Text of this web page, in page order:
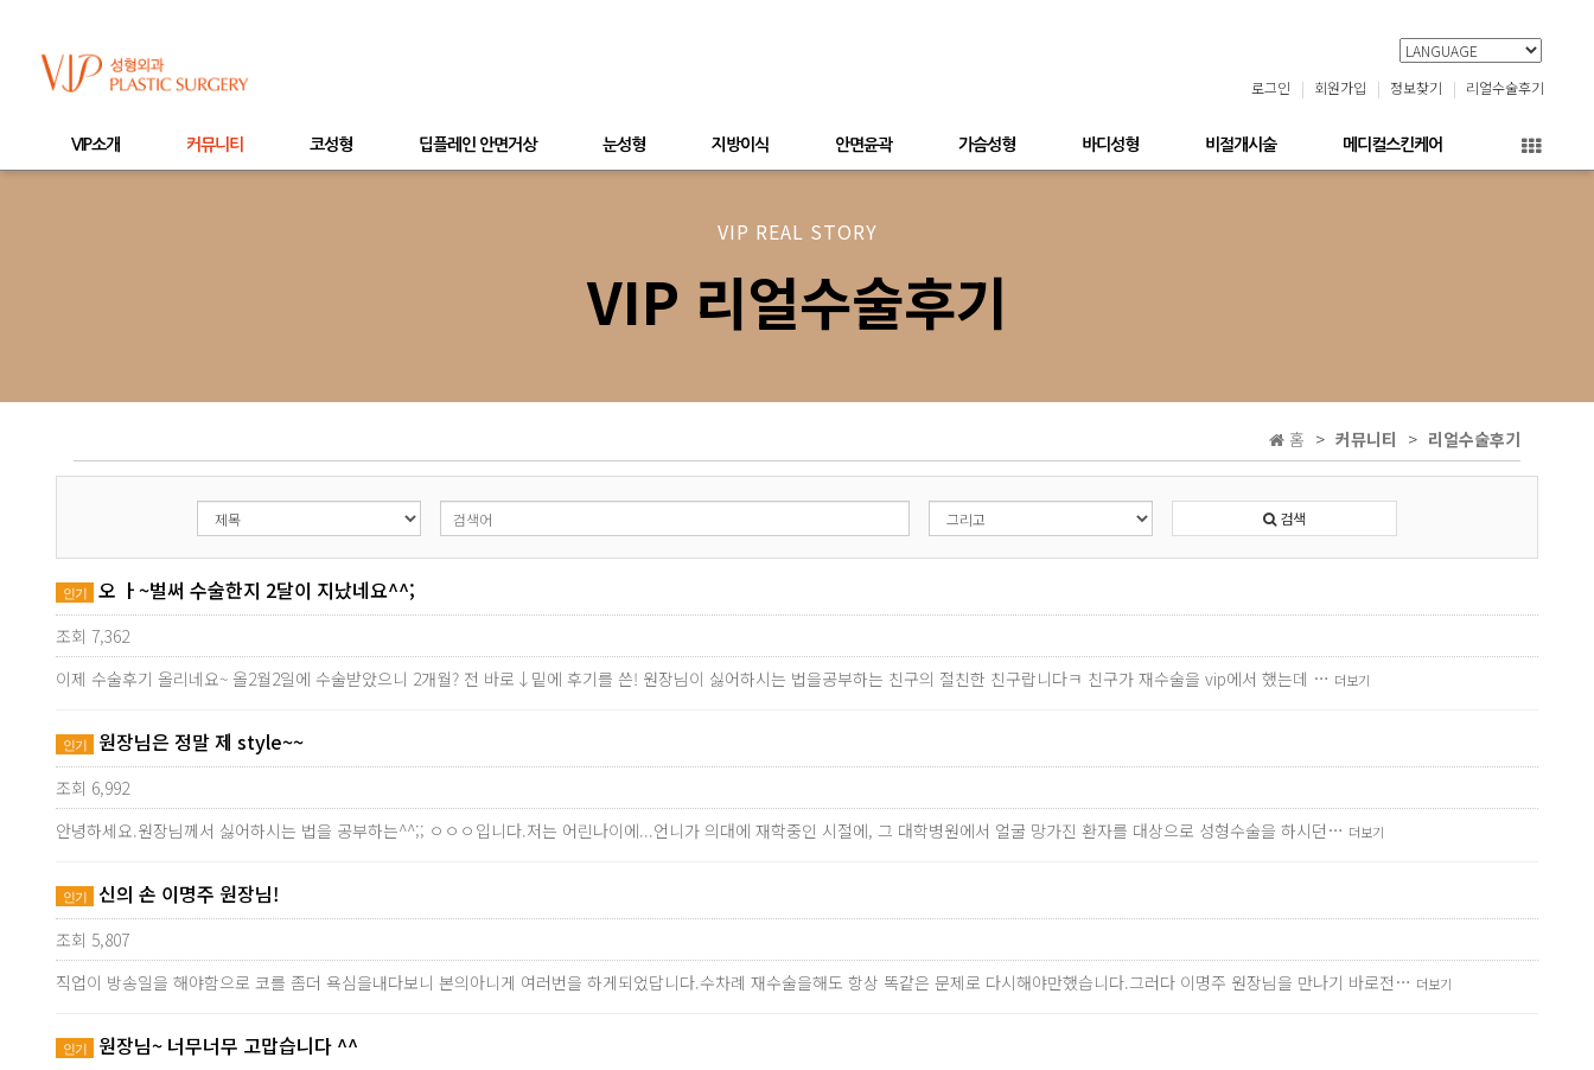
로그인 회원가입 정보찾기 리얼수술후기
VIP소개 커뮤니티 코성형 딥플레인 안면거상 눈성형 지방이식 안면윤곽 가슴성형 바디성형 비절개시술 메디컬스킨케어
VIP REAL STORY
VIP 리얼수술후기
홈 커뮤니티 리얼수술후기
검색
인기 오 ㅏ~벌써 수술한지 2달이 지났네요^^;
조회 7,362
이제 수술후기 올리네요~ 올2월2일에 수술받았으니 2개월? 전 바로↓밑에 후기를 쓴! 원장님이 싫어하시는 법을공부하는 친구의 절친한 친구랍니다ㅋ 친구가 재수술을 vip에서 했는데 … 더보기
인기 원장님은 정말 제 style~~
조회 6,992
안녕하세요.원장님께서 싫어하시는 법을 공부하는^^;; ㅇㅇㅇ입니다.저는 어린나이에...언니가 의대에 재학중인 시절에, 그 대학병원에서 얼굴 망가진 환자를 대상으로 성형수술을 하시던… 더보기
인기 신의 손 이명주 원장님!
조회 5,807
직업이 방송일을 해야함으로 코를 좀더 욕심을내다보니 본의아니게 여러번을 하게되었답니다.수차례 재수술을해도 항상 똑같은 문제로 다시해야만했습니다.그러다 이명주 원장님을 만나기 바로전… 더보기
인기 원장님~ 너무너무 고맙습니다 ^^